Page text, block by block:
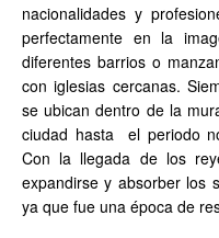
nacionalidades y
perfectamente en la
diferentes barrios o
con iglesias cercanas.
se ubican dentro de la
ciudad hasta el periodo
Con la llegada de los
expandirse y absorber los
ya que fue una época de